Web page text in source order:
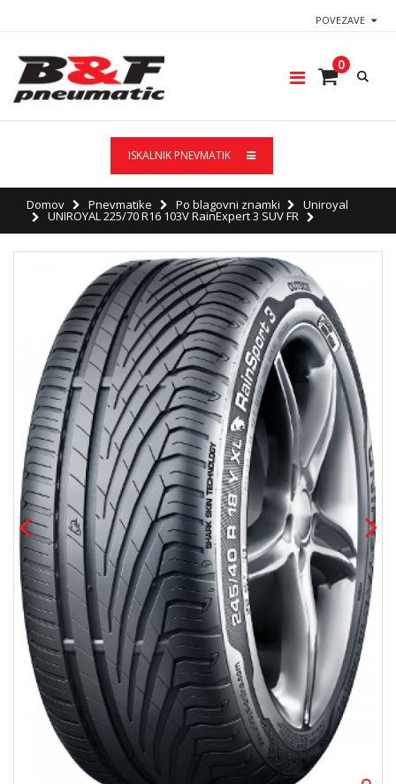
POVEZAVE
0
ISKALNIK PNEVMATIK
Domov Pnevmatike Po blagovni znamki Uniroyal
UNIROYAL 225/70 R16 103V RainExpert 3 SUV FR